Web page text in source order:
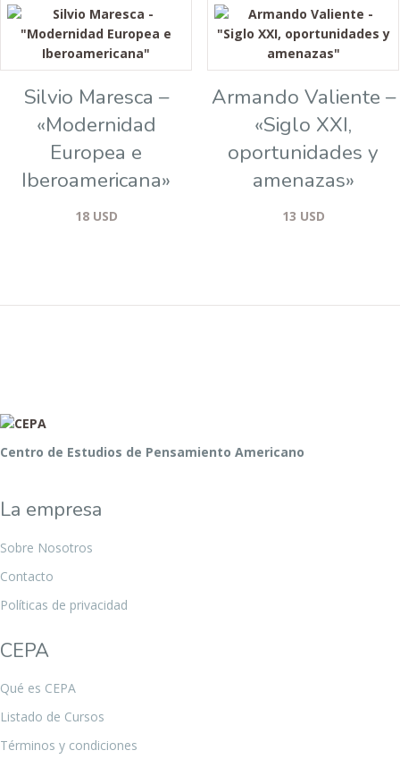
Silvio Maresca –
«Modernidad
Europea e
Iberoamericana»
18 USD
Armando Valiente –
«Siglo XXI,
oportunidades y
amenazas»
13 USD
Centro de Estudios de Pensamiento Americano
La empresa
Sobre Nosotros
Contacto
Políticas de privacidad
CEPA
Qué es CEPA
Listado de Cursos
Términos y condiciones